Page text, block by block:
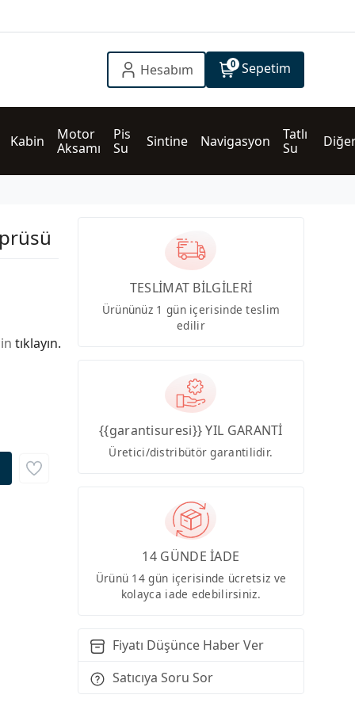
Hesabım 0 Sepetim
Kabin
Motor
Aksamı
Pis
Su
Sintine Navigasyon
Tatlı
Su
tıklayın.
TESLİMAT BİLGİLERİ
Ürününüz 1 gün içerisinde teslim
edilir
{{garantisuresi}} YIL GARANTİ
Üretici/distribütör garantilidir.
14 GÜNDE İADE
Ürünü 14 gün içerisinde ücretsiz ve
kolayca iade edebilirsiniz.
Fiyatı Düşünce Haber Ver
Satıcıya Soru Sor